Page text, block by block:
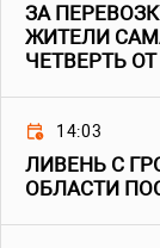
ЗА
ЖИТЕЛИ
ЧЕТВЕРТЬ
14:03
ЛИВЕНЬ С
ОБЛАСТИ